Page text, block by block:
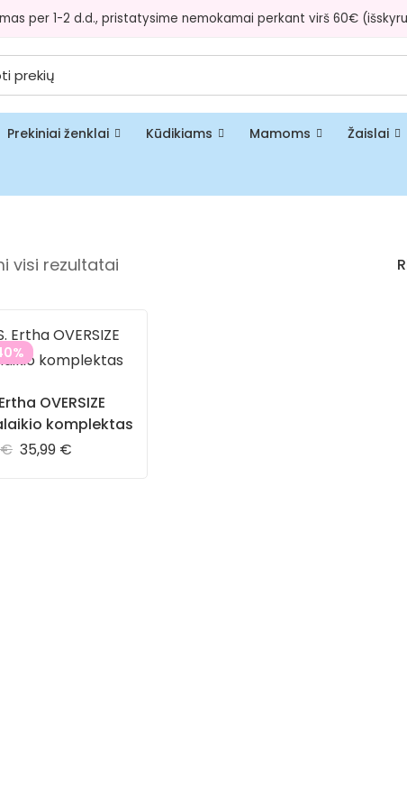
per 1-2 d.d., pristatysime nemokamai perkant virš 60€
Prekiniai ženklai Kūdikiams Mamoms Žaislai
visi rezultatai
OVERSIZE
komplektas
€ 35,99 €